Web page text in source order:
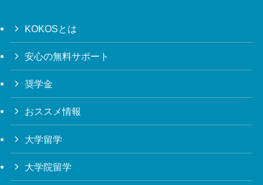
KOKOSとは
安心の無料サポート
奨学金
おススメ情報
大学留学
大学院留学